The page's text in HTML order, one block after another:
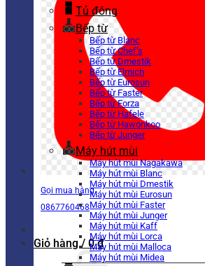
Gọi mua hàng
0867760468
Giỏ hàng / 0₫
Tủ đông
Bếp từ
Bếp từ Blanc
Bếp từ Chef’s
Bếp từ Dmestik
Bếp từ Elmich
Bếp từ Eurosun
Bếp từ Faster
Bếp từ Forza
Bếp từ Hafele
Bếp từ Hawonkoo
Bếp từ Junger
Máy hút mùi
Máy hút mùi Nagakawa
Máy hút mùi Blanc
Máy hút mùi Dmestik
Máy hút mùi Eurosun
Máy hút mùi Faster
Máy hút mùi Junger
Máy hút mùi Kaff
Máy hút mùi Lorca
Máy hút mùi Malloca
Máy hút mùi Midea